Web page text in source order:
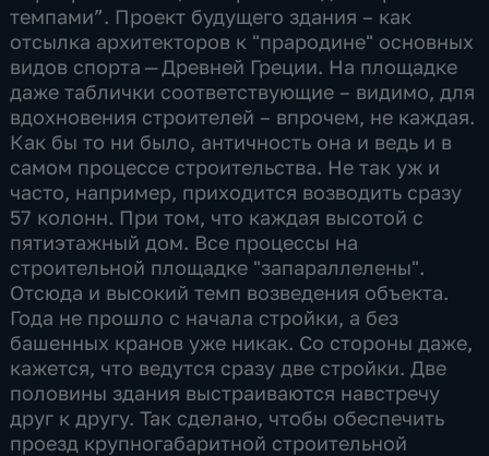
темпами”. Проект будущего здания – как
отсылка архитекторов к "прародине" основных
видов спорта — Древней Греции. На площадке
даже таблички соответствующие – видимо, для
вдохновения строителей – впрочем, не каждая.
Как бы то ни было, античность она и ведь и в
самом процессе строительства. Не так уж и
часто, например, приходится возводить сразу
57 колонн. При том, что каждая высотой с
пятиэтажный дом. Все процессы на
строительной площадке "запараллелены".
Отсюда и высокий темп возведения объекта.
Года не прошло с начала стройки, а без
башенных кранов уже никак. Со стороны даже,
кажется, что ведутся сразу две стройки. Две
половины здания выстраиваются навстречу
друг к другу. Так сделано, чтобы обеспечить
проезд крупногабаритной строительной